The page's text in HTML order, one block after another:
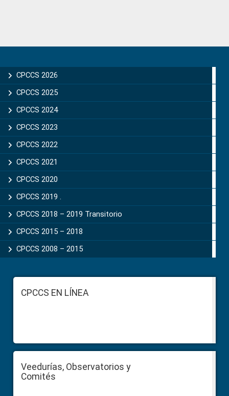
Sidebar
CPCCS 2026
CPCCS 2025
CPCCS 2024
CPCCS 2023
CPCCS 2022
CPCCS 2021
CPCCS 2020
CPCCS 2019 .
CPCCS 2018 – 2019 Transitorio
CPCCS 2015 – 2018
CPCCS 2008 – 2015
FooterCPCCS EN LÍNEA
Veedurías, Observatorios y
Comités